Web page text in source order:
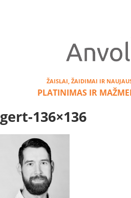
ŽAISLAI, ŽAIDIMAI IR
PLATINIMAS IR
gert-136×136